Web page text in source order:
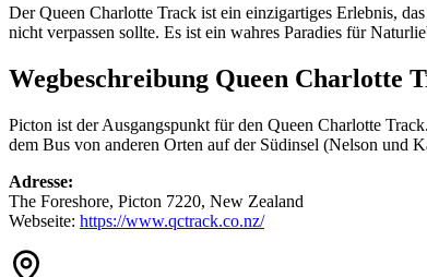
Der Queen Charlotte Track ist ein einzigartiges Erlebnis,
nicht verpassen sollte. Es ist ein wahres Paradies für
Wegbeschreibung Queen Charlotte
Picton ist der Ausgangspunkt für den Queen Charlotte
dem Bus von anderen Orten auf der Südinsel (Nelson und
Adresse:
The Foreshore, Picton 7220, New Zealand
Webseite: https://www.qctrack.co.nz/